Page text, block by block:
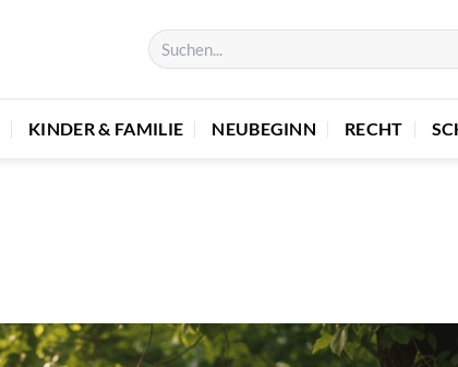
KINDER & FAMILIE NEUBEGINN RECHT